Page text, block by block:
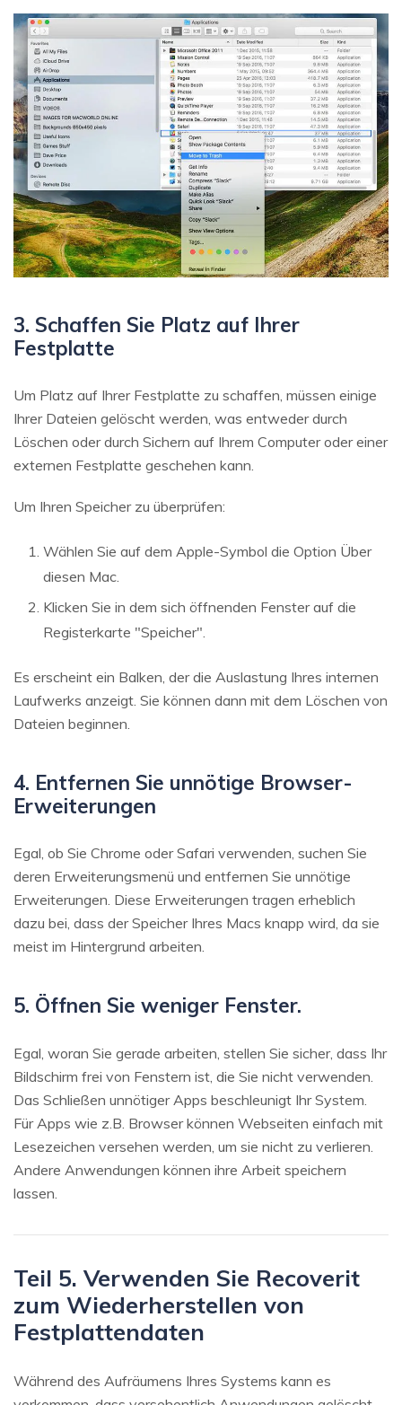
3. Schaffen Sie Platz auf Ihrer
Festplatte
Um Platz auf Ihrer Festplatte zu schaffen, müssen einige
Ihrer Dateien gelöscht werden, was entweder durch
Löschen oder durch Sichern auf Ihrem Computer oder einer
externen Festplatte geschehen kann.
Um Ihren Speicher zu überprüfen:
Wählen Sie auf dem Apple-Symbol die Option Über
diesen Mac.
Klicken Sie in dem sich öffnenden Fenster auf die
Registerkarte "Speicher".
Es erscheint ein Balken, der die Auslastung Ihres internen
Laufwerks anzeigt. Sie können dann mit dem Löschen von
Dateien beginnen.
4. Entfernen Sie unnötige Browser-
Erweiterungen
Egal, ob Sie Chrome oder Safari verwenden, suchen Sie
deren Erweiterungsmenü und entfernen Sie unnötige
Erweiterungen. Diese Erweiterungen tragen erheblich
dazu bei, dass der Speicher Ihres Macs knapp wird, da sie
meist im Hintergrund arbeiten.
5. Öffnen Sie weniger Fenster.
Egal, woran Sie gerade arbeiten, stellen Sie sicher, dass Ihr
Bildschirm frei von Fenstern ist, die Sie nicht verwenden.
Das Schließen unnötiger Apps beschleunigt Ihr System.
Für Apps wie z.B. Browser können Webseiten einfach mit
Lesezeichen versehen werden, um sie nicht zu verlieren.
Andere Anwendungen können ihre Arbeit speichern
lassen.
Teil 5. Verwenden Sie Recoverit
zum Wiederherstellen von
Festplattendaten
Während des Aufräumens Ihres Systems kann es